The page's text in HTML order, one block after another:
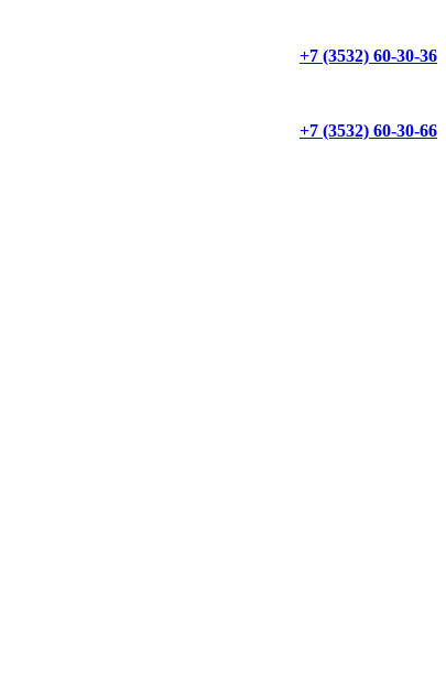
+7 (3532) 60-30-36
+7 (3532) 60-30-66